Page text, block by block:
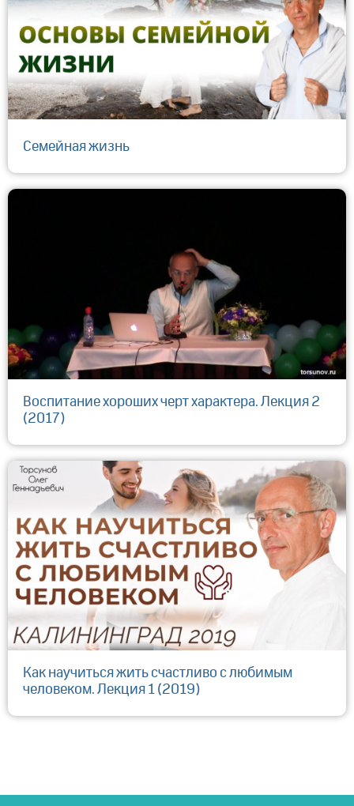
Семейная жизнь
Воспитание хороших черт характера. Лекция 2
(2017)
Как научиться жить счастливо с любимым
человеком. Лекция 1 (2019)